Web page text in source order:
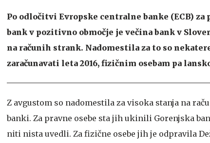
Po odločitvi Evropske centralne banke (ECB)
bank v pozitivno območje je večina bank v
na računih strank. Nadomestila za to so
zaračunavati leta 2016, fizičnim osebam pa
Z avgustom so nadomestila za visoka stanja na
banki. Za pravne osebe sta jih ukinili Gorenjska
niti nista uvedli. Za fizične osebe jih je odpravila